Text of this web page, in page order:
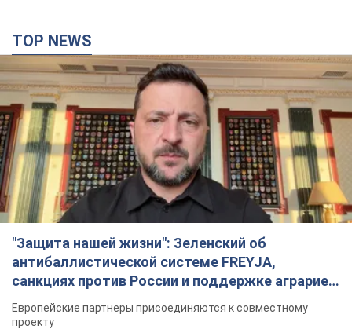
TOP NEWS
"Защита нашей жизни": Зеленский об
антибаллистической системе FREYJA,
санкциях против России и поддержке аграриев.
Видео
Европейские партнеры присоединяются к совместному
проекту